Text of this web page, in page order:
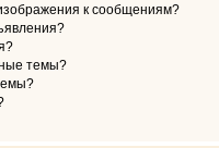
к сообщениям?
темы?